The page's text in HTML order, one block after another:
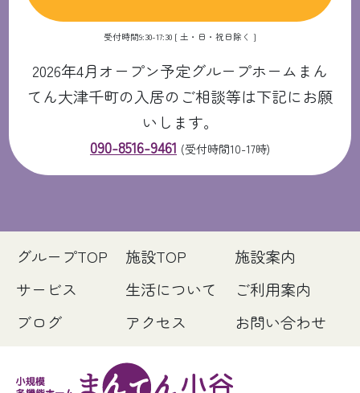
受付時間9:30-17:30 [ 土・日・祝日除く ]
2026年4月オープン予定グループホームまん
てん大津千町の入居のご相談等は下記にお願
いします。
090-8516-9461 (受付時間10-17時)
グループTOP 施設TOP
施設案内
サービス
生活について
ご利用案内
ブログ
アクセス お問い合わせ